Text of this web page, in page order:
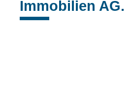
Immobilien AG.